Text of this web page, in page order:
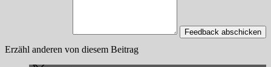
Feedback abschicken
Erzähl anderen von diesem Beitrag